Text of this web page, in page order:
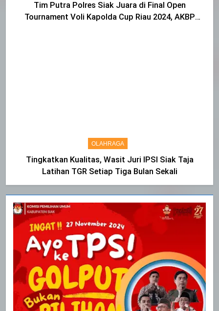
Tim Putra Polres Siak Juara di Final Open
Tournament Voli Kapolda Cup Riau 2024, AKBP
OLAHRAGA
Tingkatkan Kualitas, Wasit Juri IPSI Siak Taja
Latihan TGR Setiap Tiga Bulan Sekali